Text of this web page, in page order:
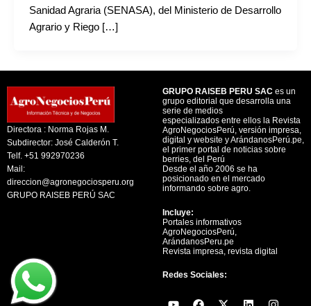
Sanidad Agraria (SENASA), del Ministerio de Desarrollo
Agrario y Riego […]
Directora : Norma Rojas M.
Subdirector: José Calderón T.
Telf. +51 992970236
Mail:
direccion@agronegociosperu.org
GRUPO RAISEB PERÚ SAC
GRUPO RAISEB PERU SAC es un
grupo editorial que desarrolla una
serie de medios
especializados entre ellos la Revista
AgroNegociosPerú, versión impresa,
digital y website y ArándanosPerú.pe,
el primer portal de noticias sobre
berries, del Perú
Desde el año 2006 se ha
posicionado en el mercado
informando sobre agro.
Incluye:
Portales informativos
AgroNegociosPerú,
ArándanosPeru.pe
Revista impresa, revista digital
Redes Sociales:
Y
F
X
L
I